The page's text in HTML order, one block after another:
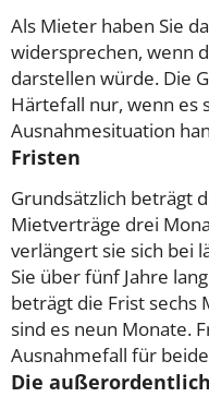
Als Mieter haben Sie
widersprechen, wenn
darstellen würde. Die
Härtefall nur, wenn es
Ausnahmesituation
Fristen
Grundsätzlich beträgt
Mietverträge drei
verlängert sie sich bei
Sie über fünf Jahre
beträgt die Frist sechs
sind es neun Monate.
Ausnahmefall für
Die